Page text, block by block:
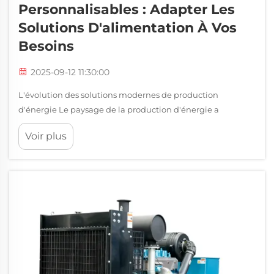
Personnalisables : Adapter Les
Solutions D'alimentation À Vos
Besoins
2025-09-12 11:30:00
L'évolution des solutions modernes de production
d'énergie Le paysage de la production d'énergie a
considérablement évolué au cours de la dernière décennie,
les groupes électrogènes diesel personnalisables
Voir plus